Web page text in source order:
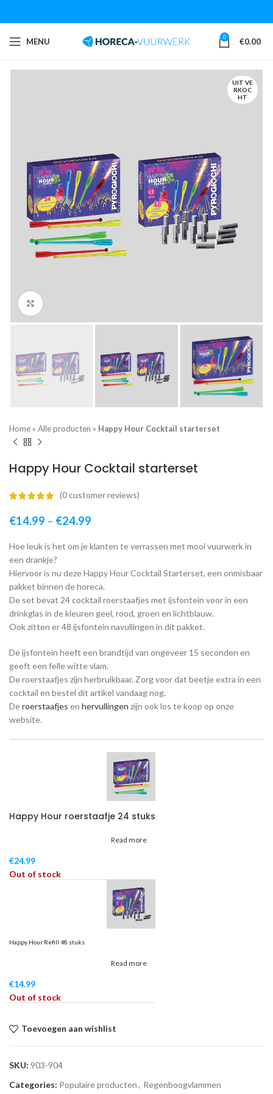
MENU 0 €0.00
UIT VE
RKOC
HT
Home » Alle producten » Happy Hour Cocktail starterset
Happy Hour Cocktail starterset
(0customer reviews)
€14.99 – €24.99
Hoe leuk is het om je klanten te verrassen met mooi vuurwerk in
een drankje?
Hiervoor is nu deze Happy Hour Cocktail Starterset, een onmisbaar
pakket binnen de horeca.
De set bevat 24 cocktail roerstaafjes met ijsfontein voor in een
drinkglas in de kleuren geel, rood, groen en lichtblauw.
Ook zitten er 48 ijsfontein navullingen in dit pakket.
De ijsfontein heeft een brandtijd van ongeveer 15 seconden en
geeft een felle witte vlam.
De roerstaafjes zijn herbruikbaar. Zorg voor dat beetje extra in een
cocktail en bestel dit artikel vandaag nog.
Deroerstaafjes en hervullingen zijn ook los te koop op onze
website.
Happy Hour roerstaafje 24 stuks
Read more
€24.99
Out of stock
Happy Hour Refill 48 stuks
Read more
€14.99
Out of stock
Toevoegen aan wishlist
SKU: 903-904
Categories: Populaire producten, Regenboogvlammen